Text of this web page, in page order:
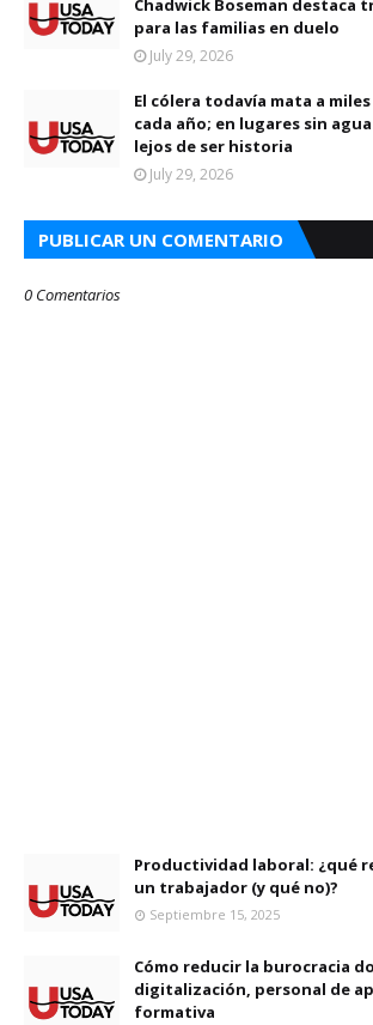
Chadwick Boseman destaca
para las familias en duelo
July 29, 2026
El cólera todavía mata a
cada año; en lugares sin
lejos de ser historia
July 29, 2026
PUBLICAR UN COMENTARIO
0 Comentarios
Productividad laboral: ¿qué
un trabajador (y qué no)?
Septiembre 15, 2025
Cómo reducir la burocracia
digitalización, personal de
formativa